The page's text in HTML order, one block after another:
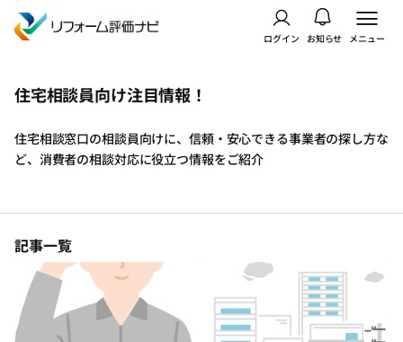
ログイン お知らせ メニュー
住宅相談員向け注目情報！
住宅相談窓口の相談員向けに、信頼・安心できる事業者の探し方な
ど、消費者の相談対応に役立つ情報をご紹介
記事一覧